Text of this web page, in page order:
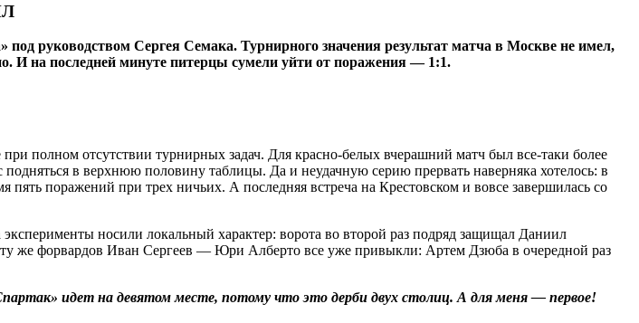
руководством Сергея Семака. Турнирного значения результат матча в Москве не имел,
И на последней минуте питерцы сумели уйти от поражения — 1:1.
полном отсутствии турнирных задач. Для красно-белых вчерашний матч был все‑таки более
в верхнюю половину таблицы. Да и неудачную серию прервать наверняка хотелось: в
поражений при трех ничьих. А последняя встреча на Крестовском и вовсе завершилась со
носили локальный характер: ворота во второй раз подряд защищал Даниил
же форвардов Иван Сергеев — Юри Алберто все уже привыкли: Артем Дзюба в очередной раз
идет на девятом месте, потому что это дерби двух столиц. А для меня — первое!